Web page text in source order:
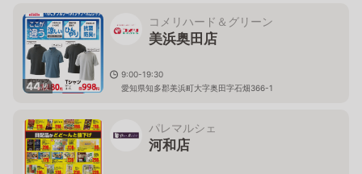
44枚
コメリハード＆グリーン
美浜奥田店
9:00-19:30
愛知県知多郡美浜町大字奥田字石畑366-1
パレマルシェ
河和店